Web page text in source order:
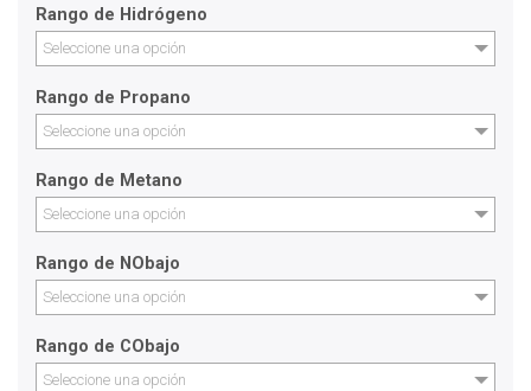
Rango de Hidrógeno
Seleccione una opción
Rango de Propano
Seleccione una opción
Rango de Metano
Seleccione una opción
Rango de NObajo
Seleccione una opción
Rango de CObajo
Seleccione una opción